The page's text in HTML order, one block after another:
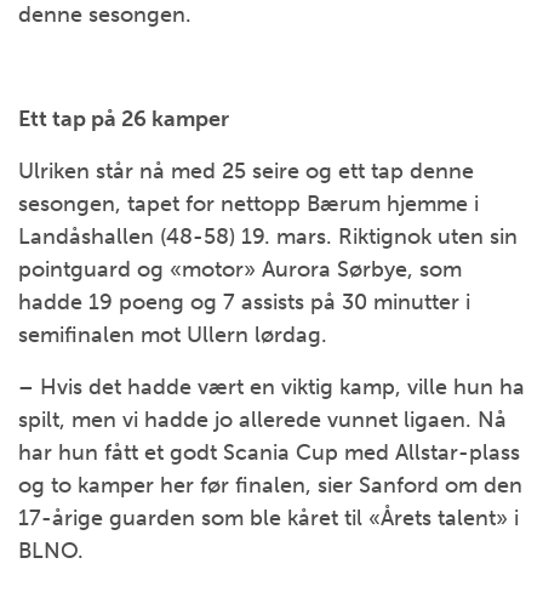
denne sesongen.
Ett tap på 26 kamper
Ulriken står nå med 25 seire og ett tap denne
sesongen, tapet for nettopp Bærum hjemme i
Landåshallen (48-58) 19. mars. Riktignok uten sin
pointguard og «motor» Aurora Sørbye, som
hadde 19 poeng og 7 assists på 30 minutter i
semifinalen mot Ullern lørdag.
– Hvis det hadde vært en viktig kamp, ville hun ha
spilt, men vi hadde jo allerede vunnet ligaen. Nå
har hun fått et godt Scania Cup med Allstar-plass
og to kamper her før finalen, sier Sanford om den
17-årige guarden som ble kåret til «Årets talent» i
BLNO.